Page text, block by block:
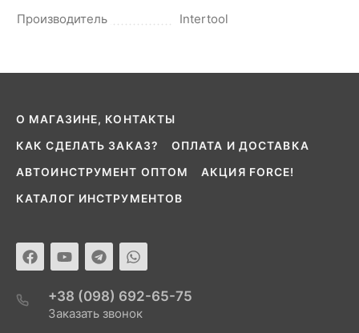
Производитель Intertool
О МАГАЗИНЕ, КОНТАКТЫ
КАК СДЕЛАТЬ ЗАКАЗ? ОПЛАТА И ДОСТАВКА
АВТОИНСТРУМЕНТ ОПТОМ АКЦИЯ FORCE!
КАТАЛОГ ИНСТРУМЕНТОВ
+38 (098) 692-65-75
Заказать звонок